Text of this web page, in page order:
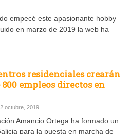
empecé este apasionante hobby
en marzo de 2019 la web ha
residenciales crearán
800 empleos directos en
octubre, 2019
Amancio Ortega ha formado un
para la puesta en marcha de